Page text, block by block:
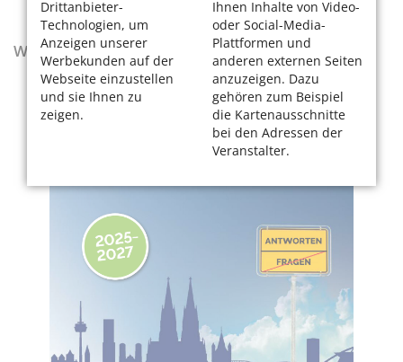
Drittanbieter-
Technologien, um
Anzeigen unserer
Werbekunden auf der
Webseite einzustellen
und sie Ihnen zu
zeigen.
Ihnen Inhalte von Video-
oder Social-Media-
Plattformen und
anderen externen Seiten
anzuzeigen. Dazu
gehören zum Beispiel
die Kartenausschnitte
bei den Adressen der
Veranstalter.
Wegweiser - Aktualisierte Ausgabe 2025–2027